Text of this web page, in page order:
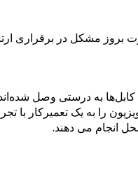
بروز مشکل در
به درستی وصل
را به یک تعمیرکار با
انجام می دهند.